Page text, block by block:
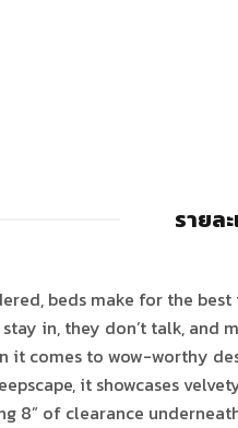
รายล
beds make for the
in, they don’t talk,
it comes to wow-worthy
it showcases
8” of clearance